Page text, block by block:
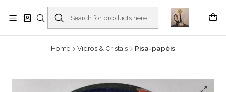
Buscantiguidades - Leilões. Colecionismo e antiguidades em Viana do
Castelo -
Read more
Home Vidros & Cristais Pisa-papéis